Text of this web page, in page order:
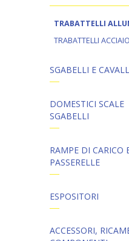
TRABATTELLI
TRABATTELLI ACCIAIO
SGABELLI E
DOMESTICI SCALE
SGABELLI
RAMPE DI CARICO
PASSERELLE
ESPOSITORI
ACCESSORI,